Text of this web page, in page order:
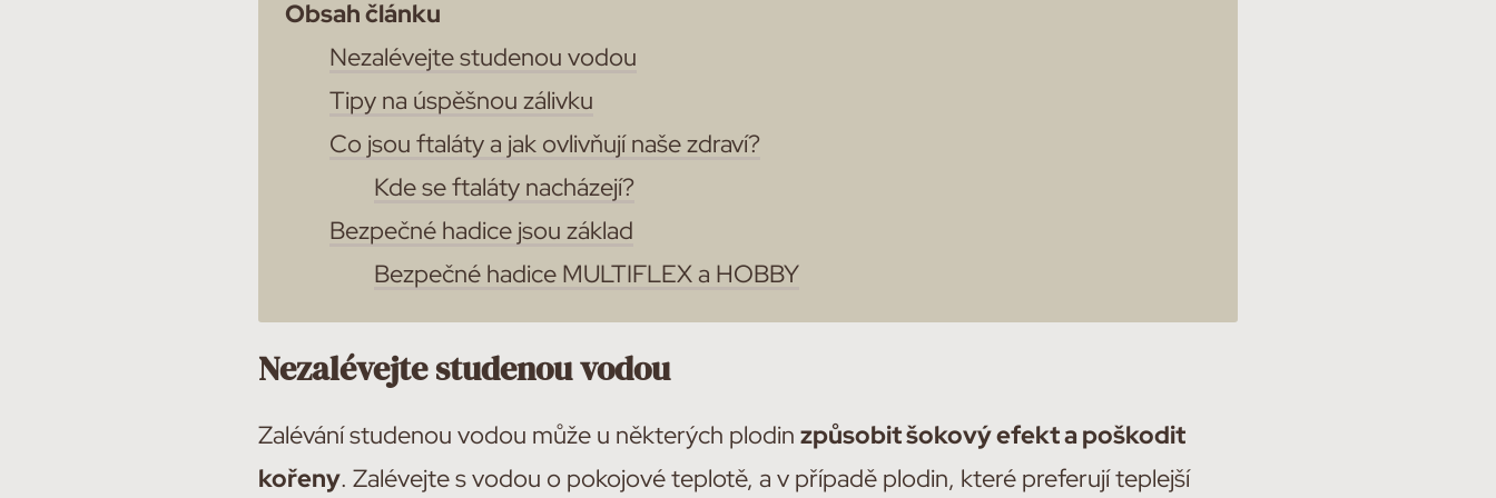
Obsah článku
Nezalévejte studenou vodou
Tipy na úspěšnou zálivku
Co jsou ftaláty a jak ovlivňují naše zdraví?
Kde se ftaláty nacházejí?
Bezpečné hadice jsou základ
Bezpečné hadice MULTIFLEX a HOBBY
Nezalévejte studenou vodou
Zalévání studenou vodou může u některých plodin způsobit šokový efekt a poškodit
kořeny. Zalévejte s vodou o pokojové teplotě, a v případě plodin, které preferují teplejší